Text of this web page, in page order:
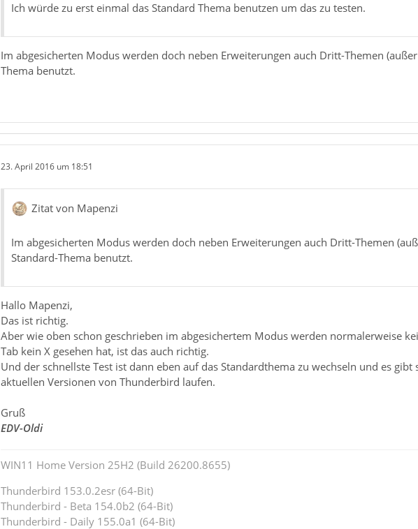
Ich würde zu erst einmal das Standard Thema benutzen um das zu testen.
Im abgesicherten Modus werden doch neben Erweiterungen auch Dritt-Themen
Thema benutzt.
23. April 2016 um 18:51
Zitat von Mapenzi
Im abgesicherten Modus werden doch neben Erweiterungen auch Dritt-Themen
Standard-Thema benutzt.
Hallo Mapenzi,
Das ist richtig.
Aber wie oben schon geschrieben im abgesichertem Modus werden normalerweise
Tab kein X gesehen hat, ist das auch richtig.
Und der schnellste Test ist dann eben auf das Standardthema zu wechseln und es
aktuellen Versionen von Thunderbird laufen.
Gruß
EDV-Oldi
WIN11 Home Version 25H2 (Build 26200.8655)
Thunderbird 153.0.2esr (64-Bit)
Thunderbird - Beta 154.0b2 (64-Bit)
Thunderbird - Daily 155.0a1 (64-Bit)